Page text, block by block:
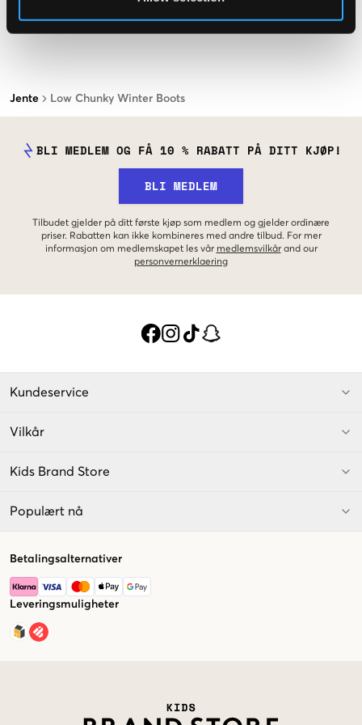
Jente Low Chunky Winter Boots
BLI MEDLEM OG FÅ 10 % RABATT PÅ DITT KJØP!
BLI MEDLEM
Tilbudet gjelder på ditt første kjøp som medlem og gjelder ordinære
priser. Rabatten kan ikke kombineres med andre tilbud. For mer
informasjon om medlemskapet les vår medlemsvilkår and our
personvernerklaering
Kundeservice
Vilkår
Kids Brand Store
Populært nå
Betalingsalternativer
Leveringsmuligheter